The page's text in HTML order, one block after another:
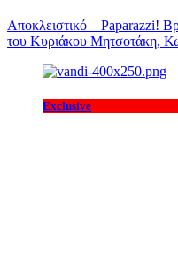
Αποκλειστικό – Paparazzi!
του Κυριάκου Μητσοτάκη,
Exclusive